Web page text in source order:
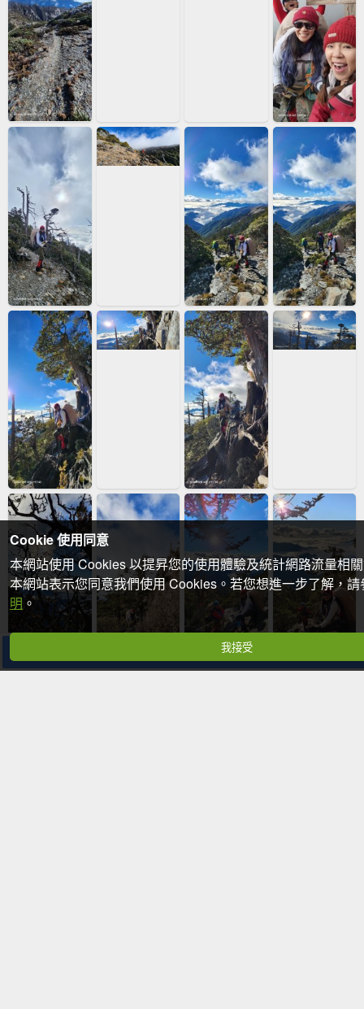
分享
Cookie 使用同意
本網站使用 Cookies 以提昇您的使用體驗及統計網路流量相
本網站表示您同意我們使用 Cookies。若您想進一步了解，
明。
我接受